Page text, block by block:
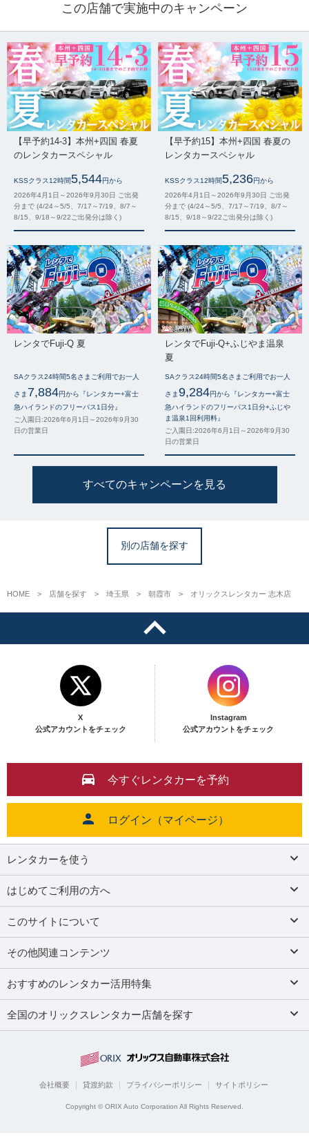
この店舗で実施中のキャンペーン
【早予約14-3】本州+四国 春夏
のレンタカースペシャル
KSSクラス12時間5,544円から
2026年4月1日～2026年9月30日 ご出発
分まで (4/24～5/5、7/17～7/19、8/7～
8/15、9/18～9/22ご出発分は除く)
【早予約15】本州+四国 春夏の
レンタカースペシャル
KSSクラス12時間5,236円から
2026年4月1日～2026年9月30日 ご出発
分まで (4/24～5/5、7/17～7/19、8/7～
8/15、9/18～9/22ご出発分は除く)
レンタでFuji-Q 夏
SAクラス24時間5名さまご利用でお一人
さま 7,884円から『レンタカー+富士
急ハイランドのフリーパス1日分』
ご入園日:2026年6月1日～2026年9月30
日の営業日
レンタでFuji-Q+ふじやま温泉
夏
SAクラス24時間5名さまご利用でお一人
さま9,284円から『レンタカー+富士
急ハイランドのフリーパス1日分+ふじや
ま温泉1回利用料』
ご入園日:2026年6月1日～2026年9月30
日の営業日
すべてのキャンペーンを見る
別の店舗を探す
HOME 店舗を探す 埼玉県 朝霞市 オリックスレンタカー 志木店
X
公式アカウントをチェック
Instagram
公式アカウントをチェック
今すぐレンタカーを予約
ログイン（マイページ）
レンタカーを使う
はじめてご利用の方へ
このサイトについて
その他関連コンテンツ
おすすめのレンタカー活用特集
全国のオリックスレンタカー店舗を探す
会社概要 貸渡約款 プライバシーポリシー サイトポリシー
Copyright © ORIX Auto Corporation All Rights Reserved.